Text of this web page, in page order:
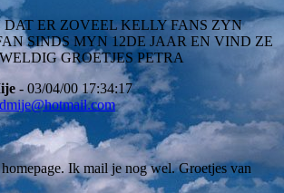
ER ZOVEEL KELLY FANS ZYN
SINDS MYN 12DE JAAR EN VIND ZE
GROETJES PETRA
- 03/04/00 17:34:17
Ik mail je nog wel. Groetjes van